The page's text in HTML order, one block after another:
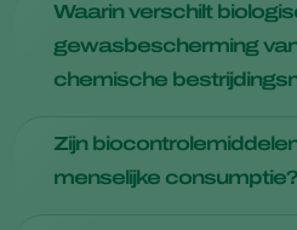
Waarin verschilt
gewasbescherming
chemische
roofdieren, parasieten en micro-
te bestrijden, terwijl chemische
Zijn
menselijke consumptie?